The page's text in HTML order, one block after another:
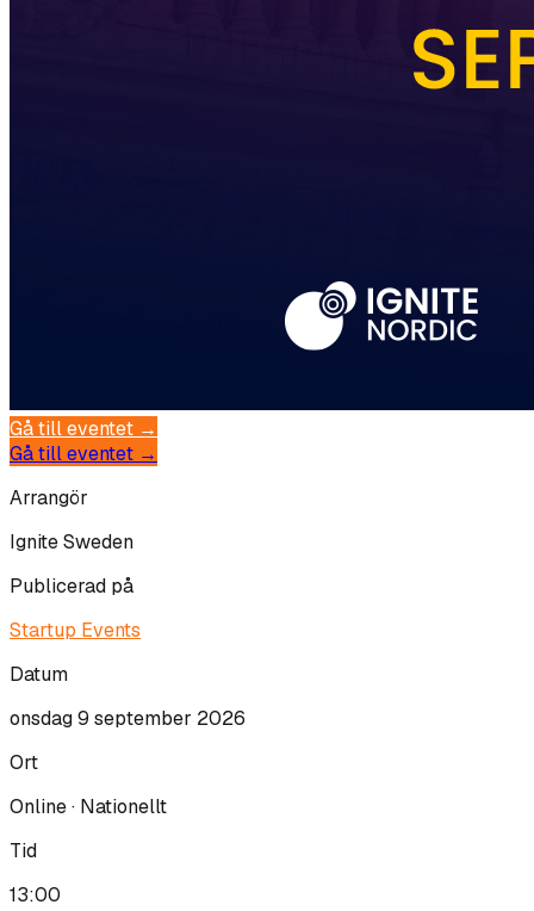
Gå till eventet →
Gå till eventet →
Arrangör
Ignite Sweden
Publicerad på
Startup Events
Datum
onsdag 9 september 2026
Ort
Online · Nationellt
Tid
13:00